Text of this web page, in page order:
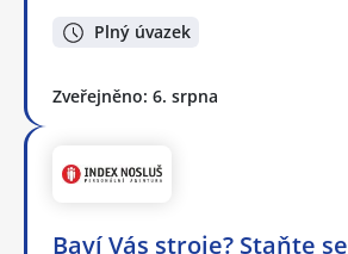
Plný úvazek
Zveřejněno: 6. srpna
Baví Vás stroje? Staňte se